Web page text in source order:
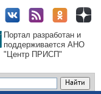
Портал разработан и
поддерживается АНО
"Центр ПРИСП"